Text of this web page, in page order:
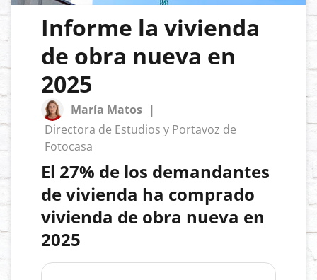
Informe la vivienda
de obra nueva en
2025
María Matos |
Directora de Estudios y Portavoz de
Fotocasa
El 27% de los demandantes
de vivienda ha comprado
vivienda de obra nueva en
2025